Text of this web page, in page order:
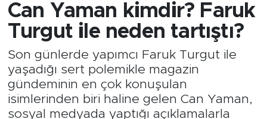
Can Yaman kimdir? Faruk
Turgut ile neden tartıştı?
Son günlerde yapımcı Faruk Turgut ile
yaşadığı sert polemikle magazin
gündeminin en çok konuşulan
isimlerinden biri haline gelen Can Yaman,
sosyal medyada yaptığı açıklamalarla
Süper Lig Puan Durumu ve Fikstür
Tüm Manşetler
Son Dakika Haberleri